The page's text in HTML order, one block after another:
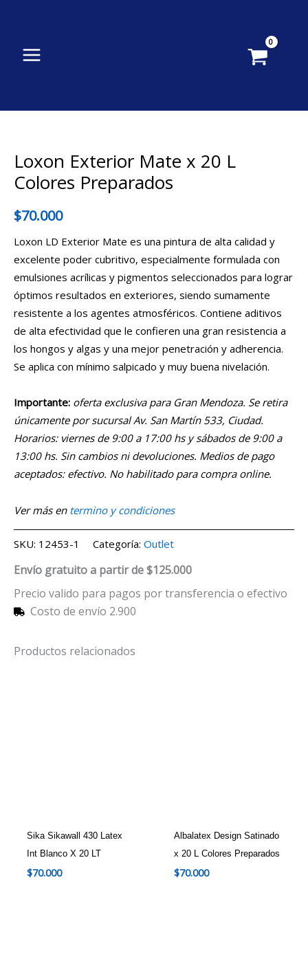
Loxon Exterior Mate x 20 L
Colores Preparados
$70.000
Loxon LD Exterior Mate es una pintura de alta calidad y
excelente poder cubritivo, especialmente formulada con
emulsiones acrílicas y pigmentos seleccionados para lograr
óptimos resultados en exteriores, siendo sumamente
resistente a los agentes atmosféricos. Contiene aditivos
de alta efectividad que le confieren una gran resistencia a
los hongos y algas y una mejor penetración y adherencia.
Se aplica con mínimo salpicado y muy buena nivelación.
Importante: oferta exclusiva para Gran Mendoza. Se retira
únicamente por sucursal Av. San Martín 533, Ciudad.
Horarios: viernes de 9:00 a 17:00 hs y sábados de 9:00 a
13:00 hs. Sin cambios ni devoluciones. Medios de pago
aceptados: efectivo. No habilitado para compra online.
Ver más en termino y condiciones
SKU: 12453-1 Categoría: Outlet
Envío gratuito a partir de $125.000
Precio valido para pagos por transferencia o efectivo
Costo de envío 2.900
Productos relacionados
Sika Sikawall 430 Latex
Int Blanco X 20 LT
$70.000
Albalatex Design Satinado
x 20 L Colores Preparados
$70.000